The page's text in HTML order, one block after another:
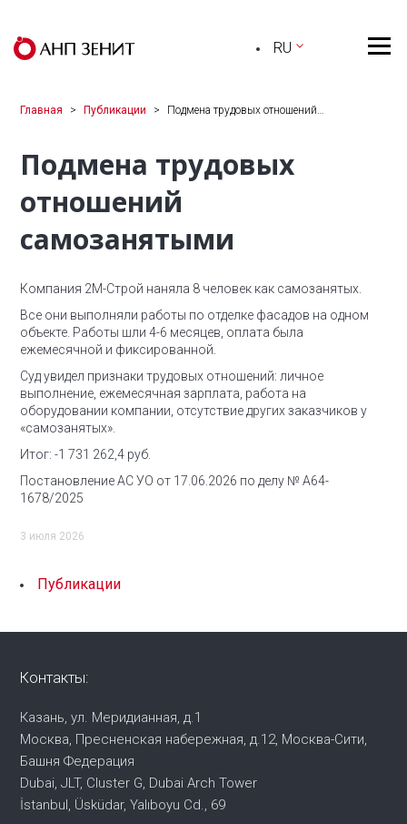
RU
Главная Публикации Подмена трудовых отношений…
Подмена трудовых
отношений
самозанятыми
Компания 2М-Строй наняла 8 человек как самозанятых.
Все они выполняли работы по отделке фасадов на одном
объекте. Работы шли 4-6 месяцев, оплата была
ежемесячной и фиксированной.
Суд увидел признаки трудовых отношений: личное
выполнение, ежемесячная зарплата, работа на
оборудовании компании, отсутствие других заказчиков у
«самозанятых».
Итог: -1 731 262,4 руб.
Постановление АС УО от 17.06.2026 по делу № А64-
1678/2025
3 июля 2026
Публикации
Контакты:
Казань, ул. Меридианная, д.1
Москва, Пресненская набережная, д.12, Москва-Сити,
Башня Федерация
Dubai, JLT, Cluster G, Dubai Arch Tower
İstanbul, Üsküdar, Yalıboyu Cd., 69